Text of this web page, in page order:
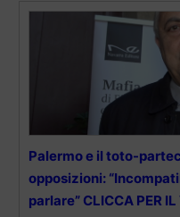
Palermo e il toto-
opposizioni:
parlare” CLICCA PER IL